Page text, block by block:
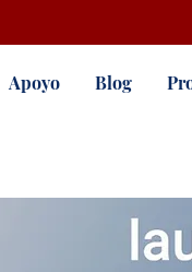
Apoyo Blog